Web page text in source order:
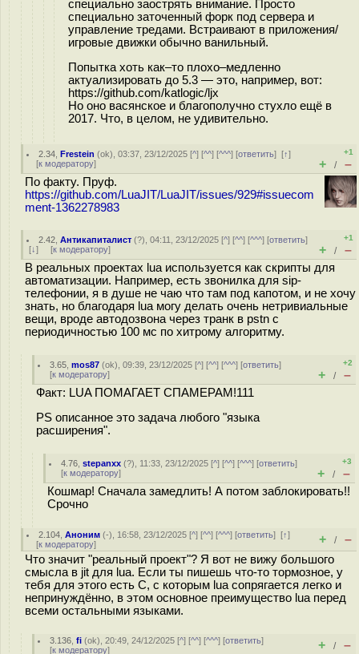
специально заострять внимание. Просто
специально заточенный форк под сервера и
управление тредами. Встраивают в приложения/
игровые движки обычно ванильный.
Попытка хоть как–то плохо–медленно
актуализировать до 5.3 — это, например, вот:
https://github.com/katlogic/ljx
Но оно васянское и благополучно стухло ещё в
2017. Что, в целом, не удивительно.
2.34 ,Frestein (ok), 03:37, 23/12/2025 [^] [^^] [^^^] [ответить][↑]
[к модератору]
+1
+ / –
По факту. Пруф.
https://github.com/LuaJIT/LuaJIT/issues/929#issuecom
ment-1362278983
2.42 ,Антикапиталист (?), 04:11, 23/12/2025 [^] [^^] [^^^] [ответить]
[↓] [к модератору]
+1
+ / –
В реальных проектах lua используется как скрипты для
автоматизации. Например, есть звонилка для sip-
телефонии, я в душе не чаю что там под капотом, и не хочу
знать, но благодаря lua могу делать очень нетривиальные
вещи, вроде автодозвона через транк в pstn с
периодичностью 100 мс по хитрому алгоритму.
3.65 ,mos87 (ok), 09:39, 23/12/2025 [^] [^^] [^^^] [ответить]
[к модератору]
+2
+ / –
Факт: LUA ПОМАГАЕТ СПАМЕРАМ!111
PS описанное это задача любого "языка
расширения".
4.76 ,stepanxx (?), 11:33, 23/12/2025 [^] [^^] [^^^] [ответить]
[к модератору]
+3
+ / –
Кошмар! Сначала замедлить! А потом заблокировать!!
Срочно
2.104 ,Аноним (-), 16:58, 23/12/2025 [^] [^^] [^^^] [ответить][↑]
[к модератору] + / –
Что значит "реальный проект"? Я вот не вижу большого
смысла в jit для lua. Если ты пишешь что-то тормозное, у
тебя для этого есть C, с которым lua сопрягается легко и
непринуждённо, в этом основное преимущество lua перед
всеми остальными языками.
3.136 ,fi (ok), 20:49, 24/12/2025 [^] [^^] [^^^] [ответить]
[к модератору] + / –